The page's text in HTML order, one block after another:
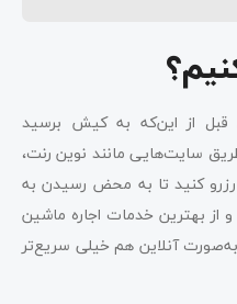
از این‌که به کیش برسید
سایت‌هایی مانند نوین رنت،
رزرو کنید تا به محض رسیدن به
از بهترین خدمات اجاره ماشین
آنلاین هم خیلی سریع‌تر